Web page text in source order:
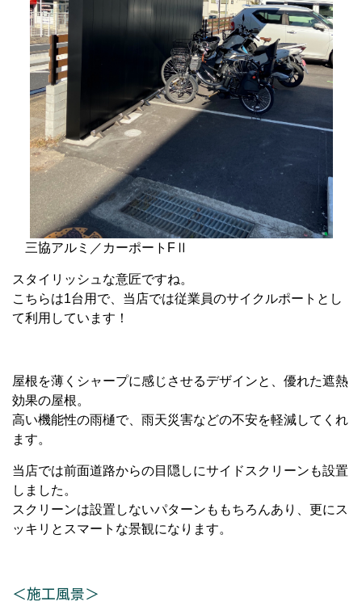
三協アルミ／カーポートFⅡ
スタイリッシュな意匠ですね。
こちらは1台用で、当店では従業員のサイクルポートとし
て利用しています！
屋根を薄くシャープに感じさせるデザインと、優れた遮熱
効果の屋根。
高い機能性の雨樋で、雨天災害などの不安を軽減してくれ
ます。
当店では前面道路からの目隠しにサイドスクリーンも設置
しました。
スクリーンは設置しないパターンももちろんあり、更にス
ッキリとスマートな景観になります。
＜施工風景＞